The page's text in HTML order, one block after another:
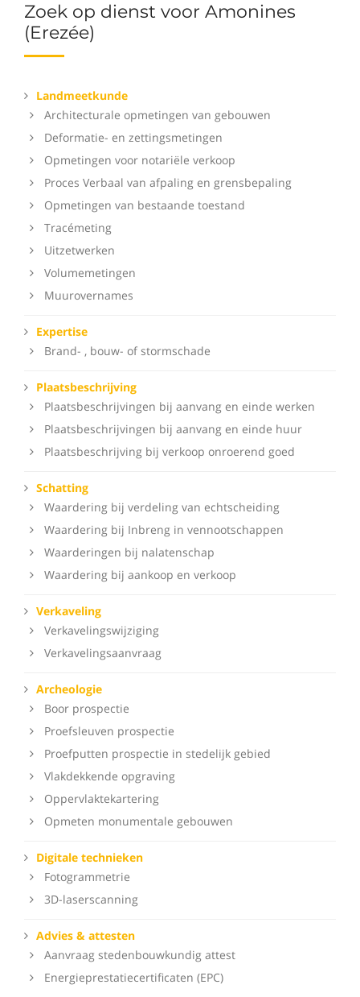
Zoek op dienst voor Amonines
(Erezée)
Landmeetkunde
Architecturale opmetingen van gebouwen
Deformatie- en zettingsmetingen
Opmetingen voor notariële verkoop
Proces Verbaal van afpaling en grensbepaling
Opmetingen van bestaande toestand
Tracémeting
Uitzetwerken
Volumemetingen
Muurovernames
Expertise
Brand- , bouw- of stormschade
Plaatsbeschrijving
Plaatsbeschrijvingen bij aanvang en einde werken
Plaatsbeschrijvingen bij aanvang en einde huur
Plaatsbeschrijving bij verkoop onroerend goed
Schatting
Waardering bij verdeling van echtscheiding
Waardering bij Inbreng in vennootschappen
Waarderingen bij nalatenschap
Waardering bij aankoop en verkoop
Verkaveling
Verkavelingswijziging
Verkavelingsaanvraag
Archeologie
Boor prospectie
Proefsleuven prospectie
Proefputten prospectie in stedelijk gebied
Vlakdekkende opgraving
Oppervlaktekartering
Opmeten monumentale gebouwen
Digitale technieken
Fotogrammetrie
3D-laserscanning
Advies & attesten
Aanvraag stedenbouwkundig attest
Energieprestatiecertificaten (EPC)